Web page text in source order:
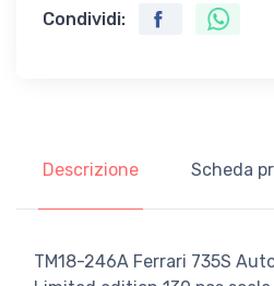
Condividi:
Descrizione Scheda
TM18-246A Ferrari 735S